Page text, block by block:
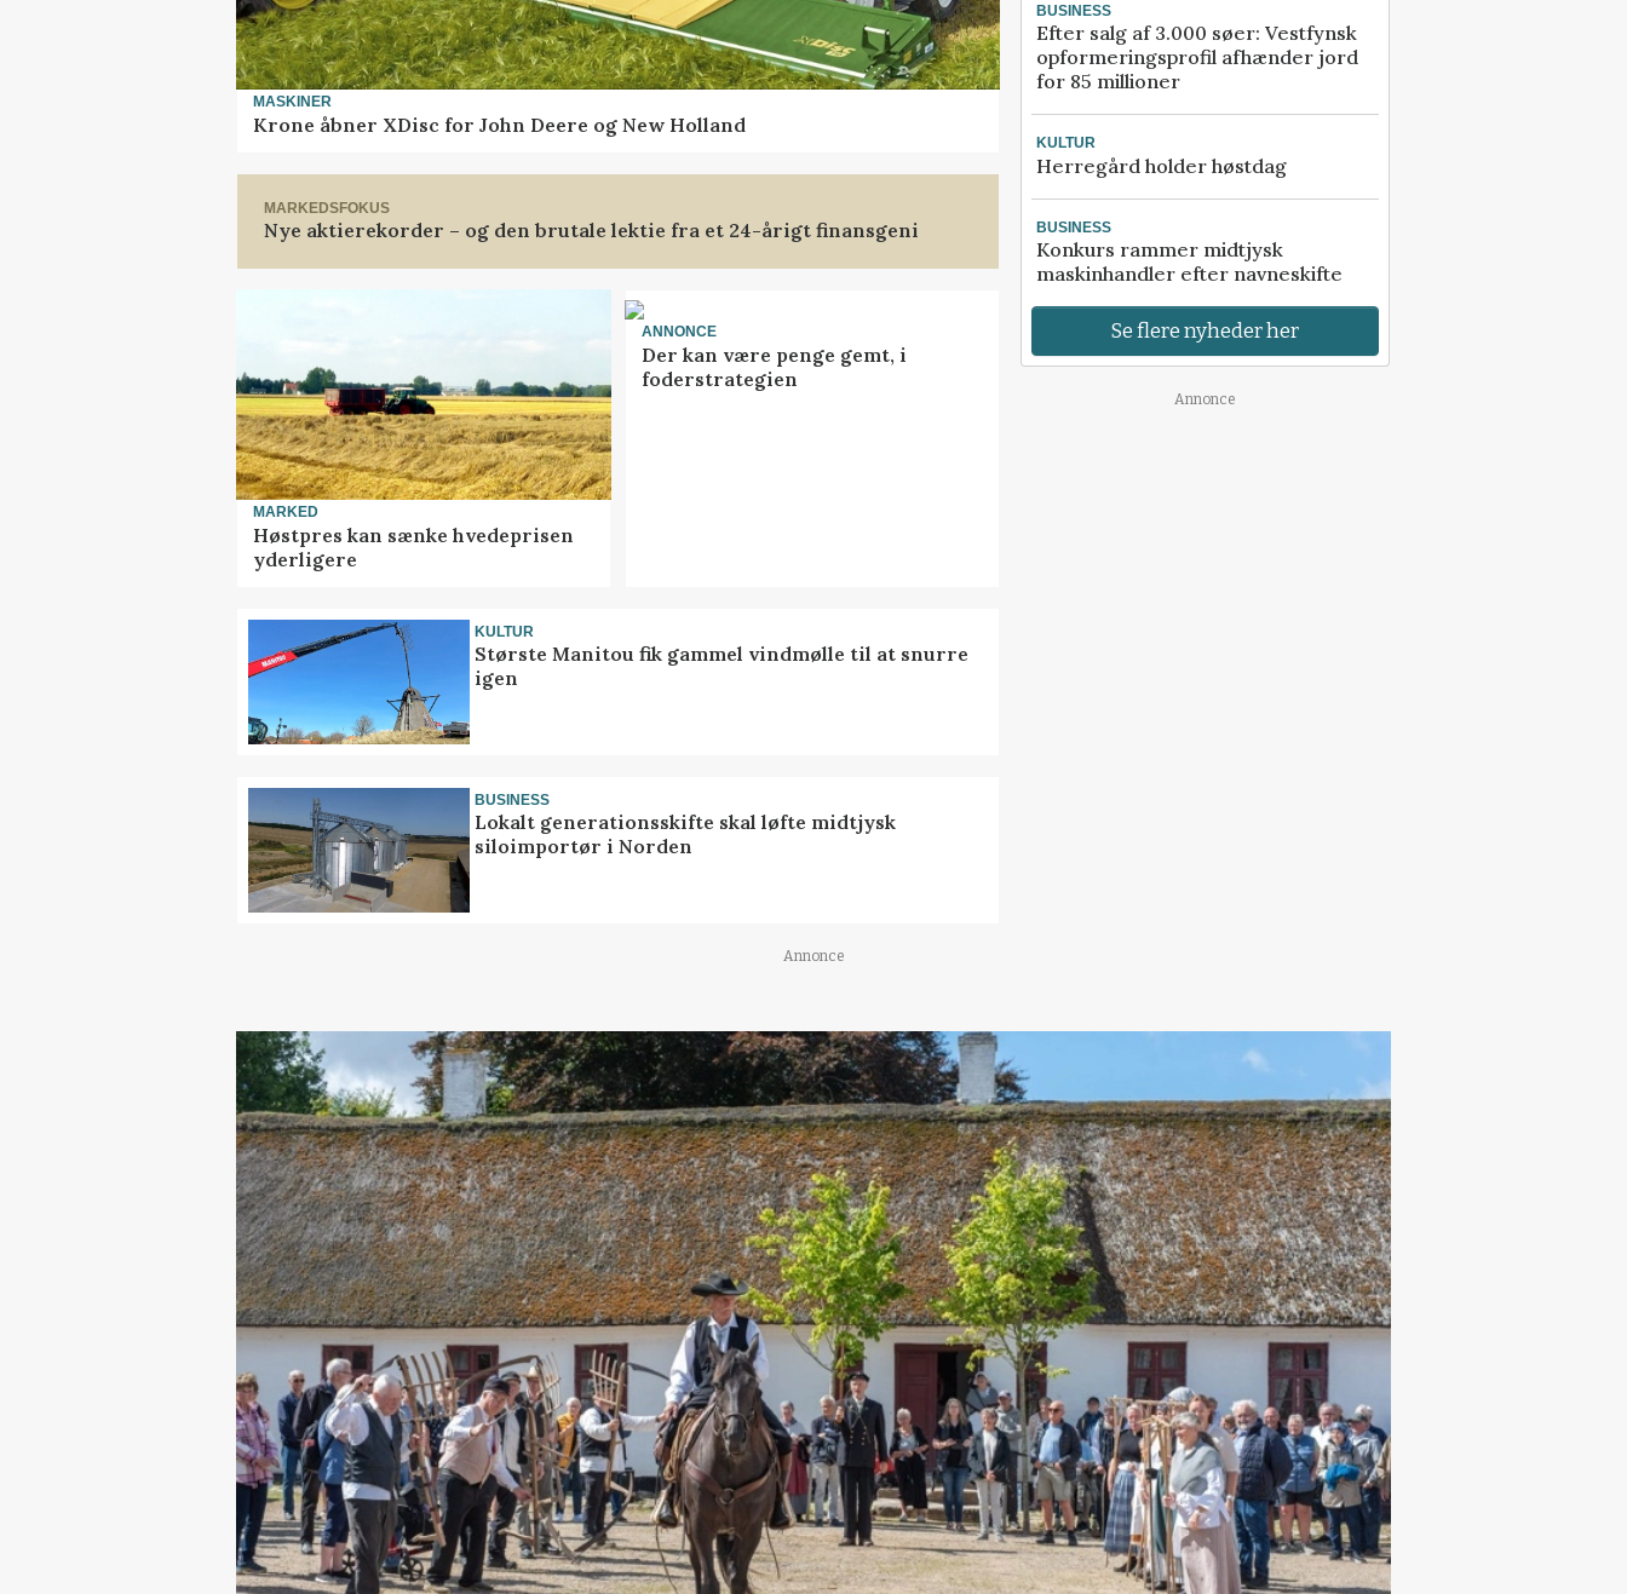
MASKINER
Krone åbner XDisc for John Deere og New Holland
MARKEDSFOKUS
Nye aktierekorder – og den brutale lektie fra et 24-årigt finansgeni
MARKED
Høstpres kan sænke hvedeprisen
yderligere
ANNONCE
Der kan være penge gemt, i
foderstrategien
KULTUR
Største Manitou fik gammel vindmølle til at snurre
igen
BUSINESS
Lokalt generationsskifte skal løfte midtjysk
siloimportør i Norden
BUSINESS
Efter salg af 3.000 søer: Vestfynsk
opformeringsprofil afhænder jord
for 85 millioner
KULTUR
Herregård holder høstdag
BUSINESS
Konkurs rammer midtjysk
maskinhandler efter navneskifte
Se flere nyheder her
Annonce
Annonce